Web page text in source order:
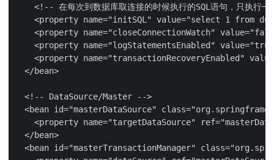
<!-- 在每次到数据库取连接的时候执行的SQL语句，只执行一
<property name="initSQL" value="select 1 from
<property name="closeConnectionWatch"
<property name="logStatementsEnabled"
<property name="transactionRecoveryEnabled"
  </bean>
  <!-- DataSource/Master -->
<bean id="masterDataSource"
<property name="targetDataSource"
  </bean>
<bean id="masterTransactionManager"